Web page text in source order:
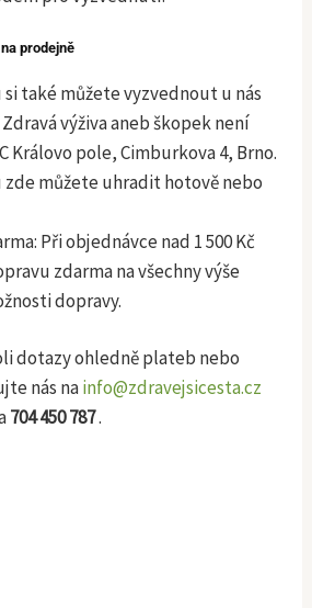
prodejně
také můžete vyzvednout u nás
výživa aneb škopek není
Královo pole, Cimburkova 4, Brno.
zde můžete uhradit hotově nebo
Při objednávce nad 1 500 Kč
zdarma na všechny výše
dopravy.
dotazy ohledně plateb nebo
nás nainfo@zdravejsicesta.cz
704 450 787.